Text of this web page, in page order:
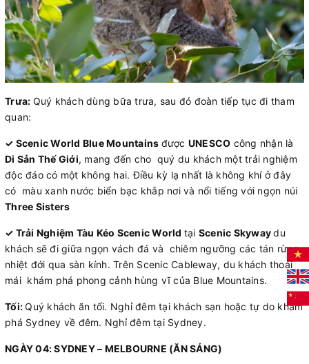
Trưa: Quý khách dùng bữa trưa, sau đó đoàn tiếp tục đi tham
quan:
✓ Scenic World Blue Mountains được UNESCO công nhận là
Di Sản Thế Giới, mang đến cho quý du khách một trải nghiệm
độc đáo có một không hai. Điều kỳ lạ nhất là không khí ở đây
có màu xanh nước biển bạc khắp nơi và nổi tiếng với ngọn núi
Three Sisters
✓ Trải Nghiệm Tàu Kéo Scenic World tại Scenic Skywaydu
khách sẽ đi giữa ngọn vách đá và chiêm ngưỡng các tán rừng
nhiệt đới qua sàn kính. Trên Scenic Cableway, du khách thoải
mái khám phá phong cảnh hùng vĩ của Blue Mountains.
Tối:Quý khách ăn tối. Nghỉ đêm tại khách sạn hoặc tự do khám
phá Sydney về đêm. Nghỉ đêm tại Sydney.
NGÀY 04: SYDNEY – MELBOURNE (ĂN SÁNG)